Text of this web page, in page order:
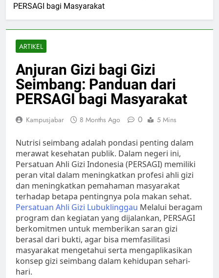
PERSAGI bagi Masyarakat
ARTIKEL
Anjuran Gizi bagi Gizi
Seimbang: Panduan dari
PERSAGI bagi Masyarakat
Kampusjabar 8 Months Ago 0 5 Mins
Nutrisi seimbang adalah pondasi penting dalam
merawat kesehatan publik. Dalam negeri ini,
Persatuan Ahli Gizi Indonesia (PERSAGI) memiliki
peran vital dalam meningkatkan profesi ahli gizi
dan meningkatkan pemahaman masyarakat
terhadap betapa pentingnya pola makan sehat.
Persatuan Ahli Gizi Lubuklinggau Melalui beragam
program dan kegiatan yang dijalankan, PERSAGI
berkomitmen untuk memberikan saran gizi
berasal dari bukti, agar bisa memfasilitasi
masyarakat mengetahui serta mengaplikasikan
konsep gizi seimbang dalam kehidupan sehari-
hari.